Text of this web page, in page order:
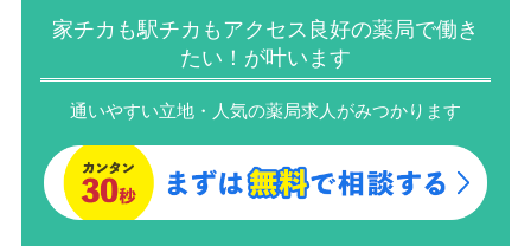
家チカも駅チカもアクセス良好の薬局で働き
たい！が叶います
通いやすい立地・人気の薬局求人がみつかります